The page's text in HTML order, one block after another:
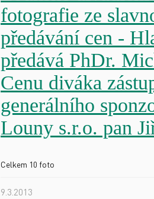
fotografie ze
předávání cen -
předává PhDr.
Cenu diváka
generálního
Louny s.r.o. pan
Celkem 10 foto
9.3.2013